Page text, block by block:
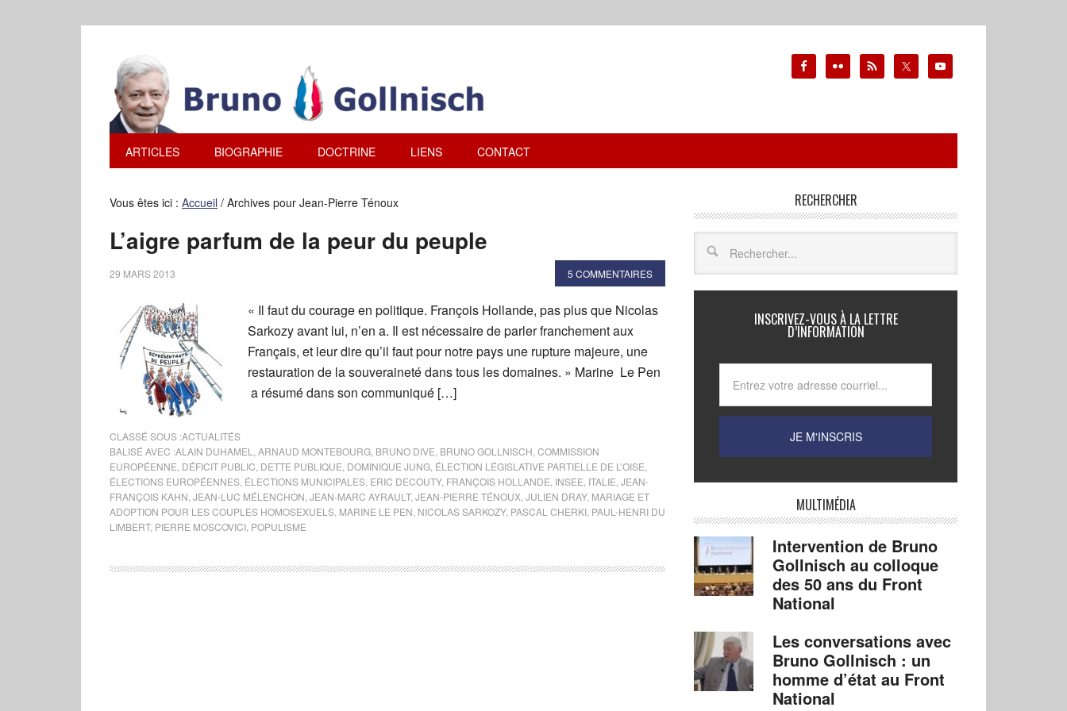
ARTICLES BIOGRAPHIE DOCTRINE LIENS CONTACT
Vous êtes ici : Accueil / Archives pour Jean-Pierre Ténoux
L’aigre parfum de la peur du peuple
29 MARS 2013 5 COMMENTAIRES
« Il faut du courage en politique. François Hollande, pas plus que Nicolas
Sarkozy avant lui, n’en a. Il est nécessaire de parler franchement aux
Français, et leur dire qu’il faut pour notre pays une rupture majeure, une
restauration de la souveraineté dans tous les domaines. » Marine Le Pen
a résumé dans son communiqué […]
CLASSÉ SOUS :ACTUALITÉS
BALISÉ AVEC :ALAIN DUHAMEL ARNAUD MONTEBOURG BRUNO DIVE BRUNO GOLLNISCH COMMISSION
EUROPÉENNE DÉFICIT PUBLIC DETTE PUBLIQUE DOMINIQUE JUNG ÉLECTION LÉGISLATIVE PARTIELLE DE L’OISE
ÉLECTIONS EUROPÉENNES ÉLECTIONS MUNICIPALES ERIC DECOUTY, FRANÇOIS HOLLANDE INSEE ITALIE JEAN-
FRANÇOIS KAHN JEAN-LUC MÉLENCHON JEAN-MARC AYRAULT, JEAN-PIERRE TÉNOUX JULIEN DRAY, MARIAGE ET
ADOPTION POUR LES COUPLES HOMOSEXUELS MARINE LE PEN NICOLAS SARKOZY, PASCAL CHERKI PAUL-HENRI DU
LIMBERT, PIERRE MOSCOVICI POPULISME
RECHERCHER
INSCRIVEZ-VOUS À LA LETTRE
D’INFORMATION
MULTIMÉDIA
Intervention de Bruno
Gollnisch au colloque
des 50 ans du Front
National
Les conversations avec
Bruno Gollnisch : un
homme d’état au Front
National